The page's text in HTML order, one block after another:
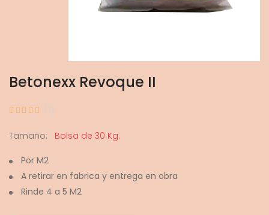
Betonexx Revoque II
(1)
Tamaño: Bolsa de 30 Kg.
Por M2
A retirar en fabrica y entrega en obra
Rinde 4 a 5 M2